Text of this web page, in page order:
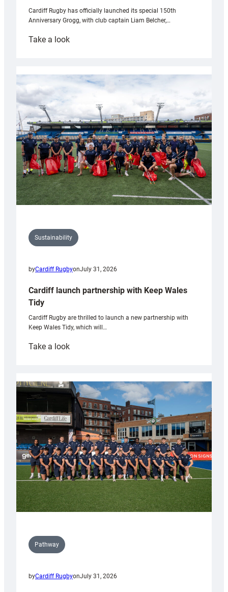
Cardiff Rugby has officially launched its special 150th
Anniversary Grogg, with club captain Liam Belcher,…
Take a look:
launches
special
Anniversary
Grogg
Sustainability
byCardiff RugbyonJuly 31, 2026
Cardiff launch partnership with Keep Wales
Tidy
Cardiff Rugby are thrilled to launch a new partnership with
Keep Wales Tidy, which will…
Take a look:
partnership
with
Keep
Wales
Tidy
Pathway
byCardiff RugbyonJuly 31, 2026